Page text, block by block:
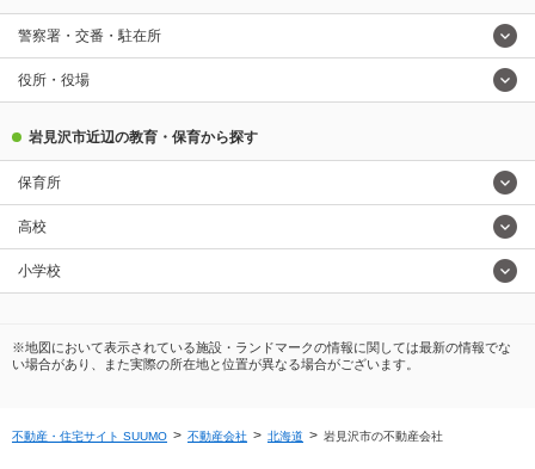
警察署・交番・駐在所
役所・役場
岩見沢市近辺の教育・保育から探す
保育所
高校
小学校
※地図において表示されている施設・ランドマークの情報に関しては最新の情報でな
い場合があり、また実際の所在地と位置が異なる場合がございます。
不動産・住宅サイト SUUMO 不動産会社 北海道 岩見沢市の不動産会社